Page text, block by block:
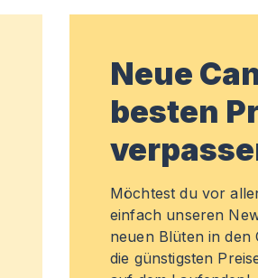
Neue
besten
Möchtest du vor
einfach unseren
neuen Blüten in den
die günstigsten